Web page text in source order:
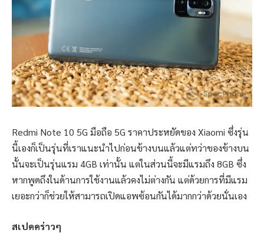
Redmi Note 10 5G มือถือ 5G ราคาประหยัดของ Xiaomi ซึ่งรุ่น
นี้เองก็เป็นรุ่นที่เราแนะนำไปก่อนข้างบนแล้วแต่ทว่าของข้างบน
นั้นจะเป็นรุ่นแรม 4GB เท่านั้น แต่ในส่วนนี้จะมีแรมถึง 8GB ซึ่ง
หากพูดถึงในด้านการใช้งานแล้วคงไม่ต่างกัน แต่ด้วยการที่มีแรม
เยอะกว่าก็ช่วยให้สามารถเปิดแอพซ้อนกันได้มากกว่าด้วยนั่นเอง
สเปคคร่าวๆ